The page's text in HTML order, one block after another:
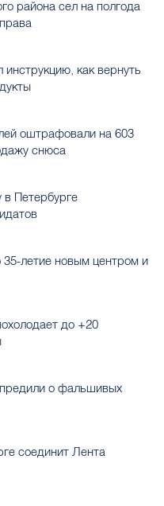
района сел на полгода
как вернуть
оштрафовали на 603
снюса
Петербурге
летие новым центром и
до +20
о фальшивых
соединит Лента